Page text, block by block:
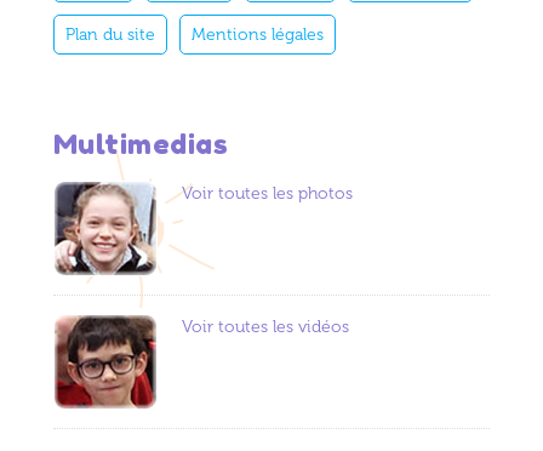
Plan du site Mentions légales
Multimedias
Voir toutes les photos
Voir toutes les vidéos